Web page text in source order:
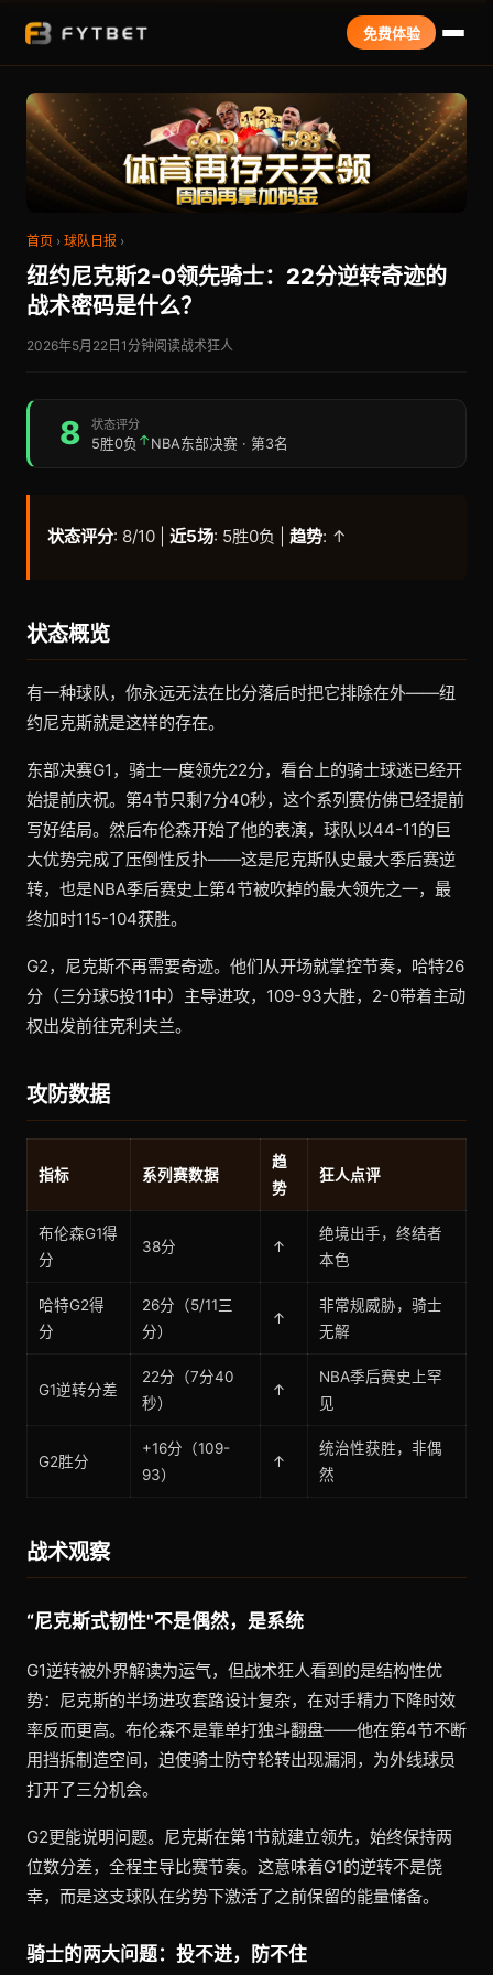
免费体验
首页 › 球队日报 ›
纽约尼克斯2-0领先骑士：22分逆转奇迹的
战术密码是什么？
2026年5月22日 1分钟阅读战术狂人
8 状态评分
5胜0负 ↑ NBA东部决赛 · 第3名
状态评分: 8/10 | 近5场: 5胜0负 | 趋势: ↑
状态概览
有一种球队，你永远无法在比分落后时把它排除在外——纽
约尼克斯就是这样的存在。
东部决赛G1，骑士一度领先22分，看台上的骑士球迷已经开
始提前庆祝。第4节只剩7分40秒，这个系列赛仿佛已经提前
写好结局。然后布伦森开始了他的表演，球队以44-11的巨
大优势完成了压倒性反扑——这是尼克斯队史最大季后赛逆
转，也是NBA季后赛史上第4节被吹掉的最大领先之一，最
终加时115-104获胜。
G2，尼克斯不再需要奇迹。他们从开场就掌控节奏，哈特26
分（三分球5投11中）主导进攻，109-93大胜，2-0带着主动
权出发前往克利夫兰。
攻防数据
指标 系列赛数据
趋
势
狂人点评
布伦森G1得
分
38分 ↑
绝境出手，终结者
本色
哈特G2得
分
26分（5/11三
分）
↑
非常规威胁，骑士
无解
G1逆转分差
22分（7分40
秒）
↑
NBA季后赛史上罕
见
G2胜分
+16分（109-
93）
↑
统治性获胜，非偶
然
战术观察
“尼克斯式韧性"不是偶然，是系统
G1逆转被外界解读为运气，但战术狂人看到的是结构性优
势：尼克斯的半场进攻套路设计复杂，在对手精力下降时效
率反而更高。布伦森不是靠单打独斗翻盘——他在第4节不断
用挡拆制造空间，迫使骑士防守轮转出现漏洞，为外线球员
打开了三分机会。
G2更能说明问题。尼克斯在第1节就建立领先，始终保持两
位数分差，全程主导比赛节奏。这意味着G1的逆转不是侥
幸，而是这支球队在劣势下激活了之前保留的能量储备。
骑士的两大问题：投不进，防不住